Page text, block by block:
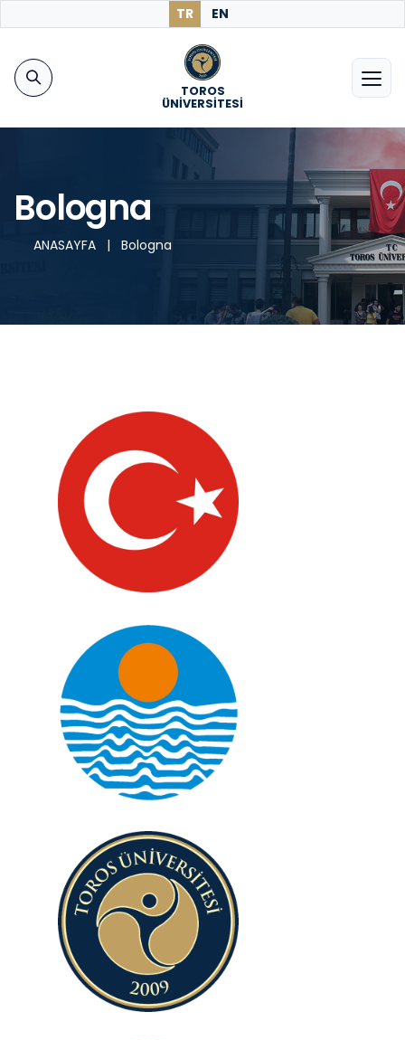
TR EN
TOROS
ÜNİVERSİTESİ
Bologna
ANASAYFA | Bologna
Türkiye
Mersin
Toros
Üniversitesi